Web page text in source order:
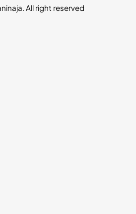
All right reserved